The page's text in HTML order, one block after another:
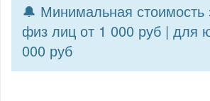
🔔 Минимальная стоимость
физ лиц от 1 000 руб | для
000 руб